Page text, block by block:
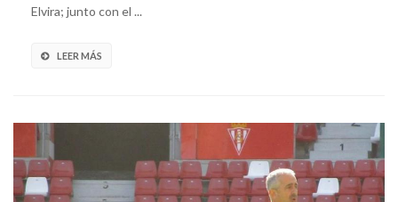
Elvira; junto con el ...
LEER MÁS